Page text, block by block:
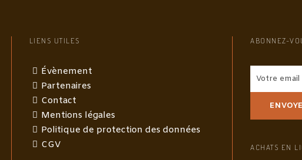
LIENS UTILES
Évènement
Partenaires
Contact
Mentions légales
Politique de protection des données
CGV
ABONNEZ-
ACHATS EN